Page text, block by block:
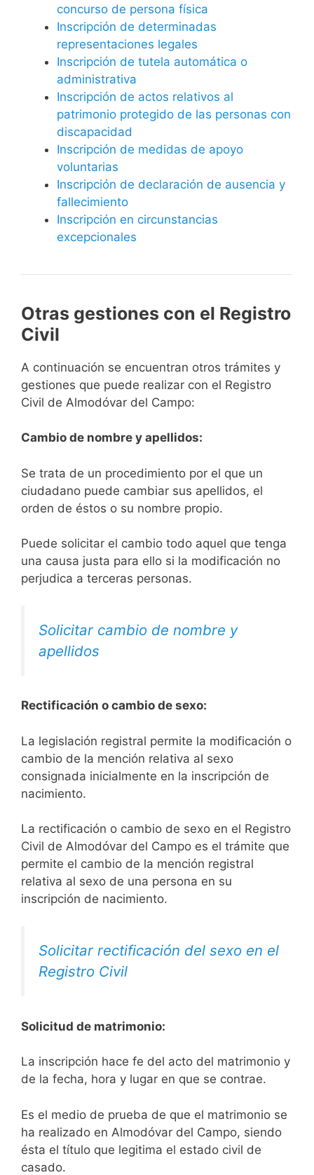
concurso de persona física
Inscripción de determinadas
representaciones legales
Inscripción de tutela automática o
administrativa
Inscripción de actos relativos al
patrimonio protegido de las personas con
discapacidad
Inscripción de medidas de apoyo
voluntarias
Inscripción de declaración de ausencia y
fallecimiento
Inscripción en circunstancias
excepcionales
Otras gestiones con el Registro
Civil
A continuación se encuentran otros trámites y
gestiones que puede realizar con el Registro
Civil de Almodóvar del Campo:
Cambio de nombre y apellidos:
Se trata de un procedimiento por el que un
ciudadano puede cambiar sus apellidos, el
orden de éstos o su nombre propio.
Puede solicitar el cambio todo aquel que tenga
una causa justa para ello si la modificación no
perjudica a terceras personas.
Solicitar cambio de nombre y
apellidos
Rectificación o cambio de sexo:
La legislación registral permite la modificación o
cambio de la mención relativa al sexo
consignada inicialmente en la inscripción de
nacimiento.
La rectificación o cambio de sexo en el Registro
Civil de Almodóvar del Campo es el trámite que
permite el cambio de la mención registral
relativa al sexo de una persona en su
inscripción de nacimiento.
Solicitar rectificación del sexo en el
Registro Civil
Solicitud de matrimonio:
La inscripción hace fe del acto del matrimonio y
de la fecha, hora y lugar en que se contrae.
Es el medio de prueba de que el matrimonio se
ha realizado en Almodóvar del Campo, siendo
ésta el título que legitima el estado civil de
casado.